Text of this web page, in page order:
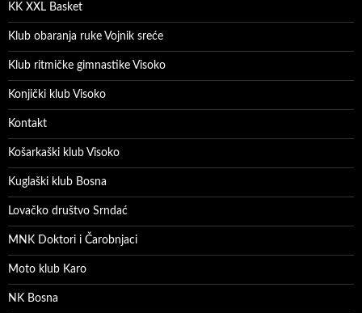
KK XXL Basket
Klub obaranja ruke Vojnik sreće
Klub ritmičke gimnastike Visoko
Konjički klub Visoko
Kontakt
Košarkaški klub Visoko
Kuglaški klub Bosna
Lovačko društvo Srndać
MNK Doktori i Čarobnjaci
Moto klub Karo
NK Bosna